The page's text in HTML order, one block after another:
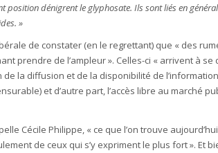
position dénigrent le glyphosate. Ils sont liés en
»
de constater (en le regrettant) que « des
prendre de l’ampleur ». Celles-ci « arrivent à
de la diffusion et de la disponibilité de
et d’autre part, l’accès libre au marché
Cécile Philippe, « ce que l’on trouve
de ceux qui s’y expriment le plus fort ». Et